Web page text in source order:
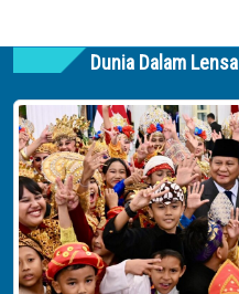
Dunia Dalam Lensa